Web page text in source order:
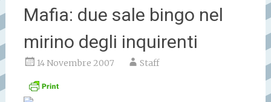
Mafia: due sale bingo nel
mirino degli inquirenti
14 Novembre 2007 Staff